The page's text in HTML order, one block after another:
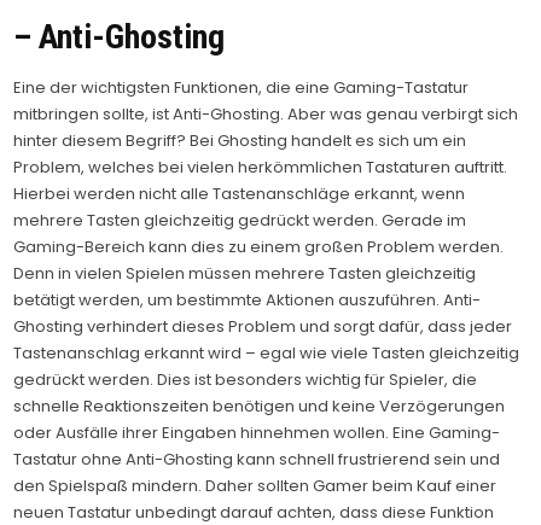
– Anti-Ghosting
Eine der wichtigsten Funktionen, die eine Gaming-Tastatur
mitbringen sollte, ist Anti-Ghosting. Aber was genau verbirgt sich
hinter diesem Begriff? Bei Ghosting handelt es sich um ein
Problem, welches bei vielen herkömmlichen Tastaturen auftritt.
Hierbei werden nicht alle Tastenanschläge erkannt, wenn
mehrere Tasten gleichzeitig gedrückt werden. Gerade im
Gaming-Bereich kann dies zu einem großen Problem werden.
Denn in vielen Spielen müssen mehrere Tasten gleichzeitig
betätigt werden, um bestimmte Aktionen auszuführen. Anti-
Ghosting verhindert dieses Problem und sorgt dafür, dass jeder
Tastenanschlag erkannt wird – egal wie viele Tasten gleichzeitig
gedrückt werden. Dies ist besonders wichtig für Spieler, die
schnelle Reaktionszeiten benötigen und keine Verzögerungen
oder Ausfälle ihrer Eingaben hinnehmen wollen. Eine Gaming-
Tastatur ohne Anti-Ghosting kann schnell frustrierend sein und
den Spielspaß mindern. Daher sollten Gamer beim Kauf einer
neuen Tastatur unbedingt darauf achten, dass diese Funktion